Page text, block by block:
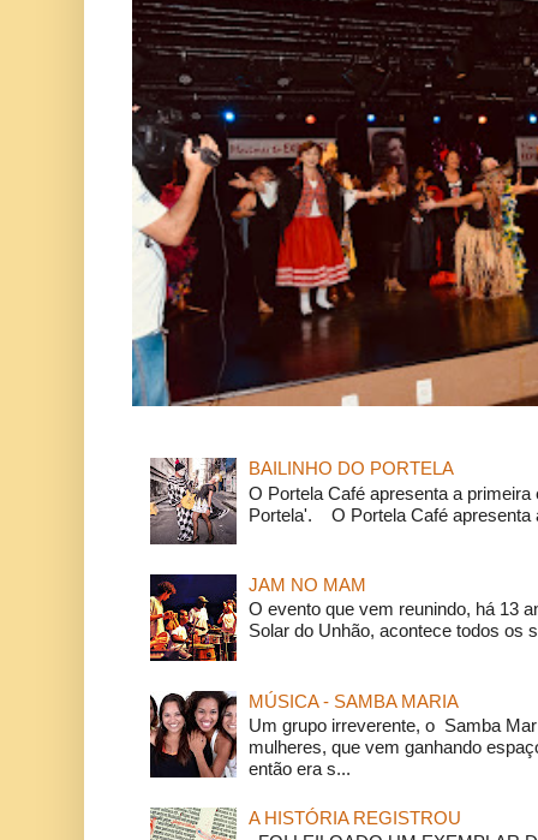
BAILINHO DO PORTELA
O Portela Café apresenta a
Portela'. O Portela Café apresenta
JAM NO MAM
O evento que vem reunindo, há 13
Solar do Unhão, acontece todos os
MÚSICA - SAMBA MARIA
Um grupo irreverente, o Samba
mulheres, que vem ganhando
então era s...
A HISTÓRIA REGISTROU